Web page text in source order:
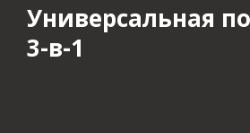
Универсальная
3-в-1​